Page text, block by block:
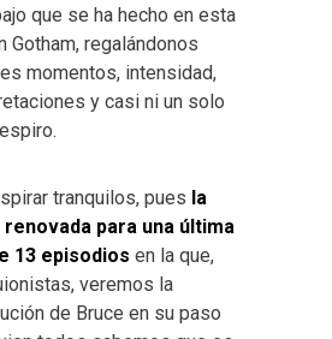
que se ha hecho en esta
Gotham, regalándonos
momentos, intensidad,
y casi ni un solo
tranquilos, pues la
para una última
13 episodios en la que,
veremos la
de Bruce en su paso